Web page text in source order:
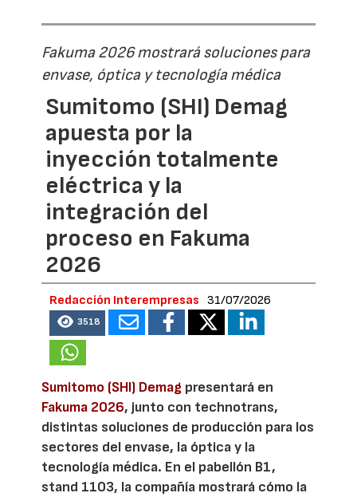
Fakuma 2026 mostrará soluciones para
envase, óptica y tecnología médica
Sumitomo (SHI) Demag
apuesta por la
inyección totalmente
eléctrica y la
integración del
proceso en Fakuma
2026
Redacción Interempresas 31/07/2026
3518
Sumitomo (SHI) Demag presentará en
Fakuma 2026, junto con technotrans,
distintas soluciones de producción para los
sectores del envase, la óptica y la
tecnología médica. En el pabellón B1,
stand 1103, la compañía mostrará cómo la